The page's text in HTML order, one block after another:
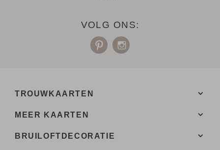
VOLG ONS:
TROUWKAARTEN
MEER KAARTEN
BRUILOFTDECORATIE